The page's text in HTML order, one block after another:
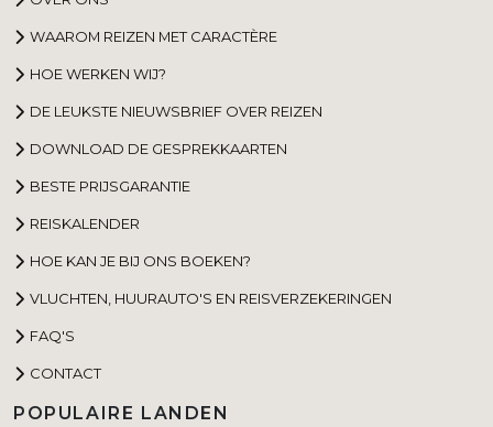
WAAROM REIZEN MET CARACTÈRE
HOE WERKEN WIJ?
DE LEUKSTE NIEUWSBRIEF OVER REIZEN
DOWNLOAD DE GESPREKKAARTEN
BESTE PRIJSGARANTIE
REISKALENDER
HOE KAN JE BIJ ONS BOEKEN?
VLUCHTEN, HUURAUTO'S EN REISVERZEKERINGEN
FAQ'S
CONTACT
POPULAIRE LANDEN